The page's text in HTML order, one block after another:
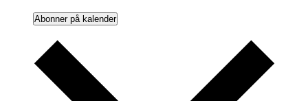
Abonner på kalender